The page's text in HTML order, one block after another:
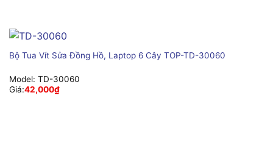
Bộ Tua Vít Sửa Đồng Hồ, Laptop 6 Cây TOP-TD-30060
Model: TD-30060
Giá:42,000₫